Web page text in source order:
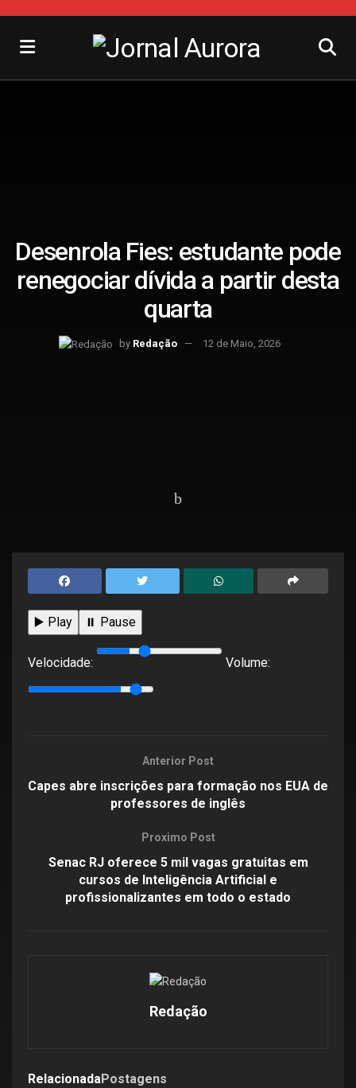
Desenrola Fies: estudante pode
renegociar dívida a partir desta
quarta
by Redação 12 de Maio, 2026
▶️ Play ⏸️ Pause
Velocidade: Volume:
Anterior Post
Capes abre inscrições para formação nos EUA de
professores de inglês
Proximo Post
Senac RJ oferece 5 mil vagas gratuitas em
cursos de Inteligência Artificial e
profissionalizantes em todo o estado
Redação
RelacionadaPostagens